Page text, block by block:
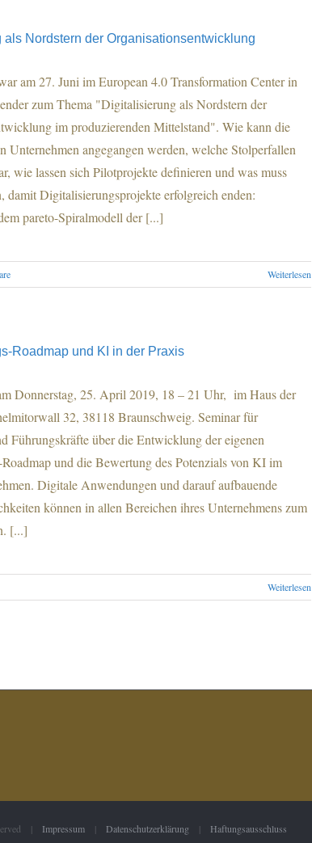
als Nordstern der Organisationsentwicklung
am 27. Juni im European 4.0 Transformation Center in
zum Thema "Digitalisierung als Nordstern der
im produzierenden Mittelstand". Wie kann die
Unternehmen angegangen werden, welche Stolperfallen
wie lassen sich Pilotprojekte definieren und was muss
damit Digitalisierungsprojekte erfolgreich enden:
pareto-Spiralmodell der [...]
Weiterlesen
Roadmap und KI in der Praxis
Donnerstag, 25. April 2019, 18 – 21 Uhr, im Haus der
32, 38118 Braunschweig. Seminar für
Führungskräfte über die Entwicklung der eigenen
und die Bewertung des Potenzials von KI im
Digitale Anwendungen und darauf aufbauende
können in allen Bereichen ihres Unternehmens zum
[...]
Weiterlesen
| Impressum | Datenschutzerklärung | Haftungsausschluss